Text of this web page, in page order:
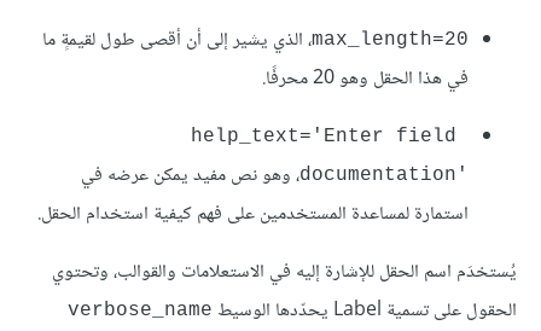
max_length=20، الذي يشير إلى أن أقصى طول لقيمةٍ ما
في هذا الحقل وهو 20 محرفًا.
help_text='Enter field
documentation'‎، وهو نص مفيد يمكن عرضه في
استمارة لمساعدة المستخدمين على فهم كيفية استخدام الحقل.
يُستخدَم اسم الحقل للإشارة إليه في الاستعلامات والقوالب، وتحتوي
الحقول على تسمية Label يحدّدها الوسيط
verbose_name